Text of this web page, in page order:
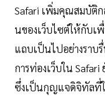
Safari เพิ่มคุณสมบัติ
นของเว็บไซต์ให้กับเ
แถบเป็นไปอย่างราบ
การท่องเว็บใน
ซึ่งเป็นกุญแจดิจิทัลที่ใ